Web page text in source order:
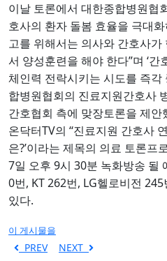
이날 토론에서 대한종합병원협
호사의 환자 돌봄 효율을 극대
고를 위해서는 의사와 간호사가
서 양성훈련을 해야 한다”며 ‘간
체인력 전락시키는 시도를 즉각
합병원협회의 진료지원간호사
간호협회 측에 맞장토론을 제안
온닥터TV의 ‘‘진료지원 간호사
은?’이라는 제목의 의료 토론프
7일 오후 9시 30분 녹화방송 될
0번 , KT 262번 , LG헬로비전 245
있다.
이 게시물을
PREV NEXT